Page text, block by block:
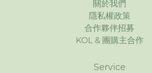
關於我們
隱私權政策
合作夥伴招募
KOL & 團購主合作
Service